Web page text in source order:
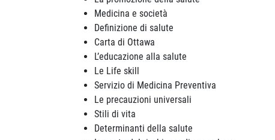
Medicina e società
Definizione di salute
Carta di Ottawa
L’educazione alla salute
Le Life skill
Servizio di Medicina Preventiva
Le precauzioni universali
Stili di vita
Determinanti della salute